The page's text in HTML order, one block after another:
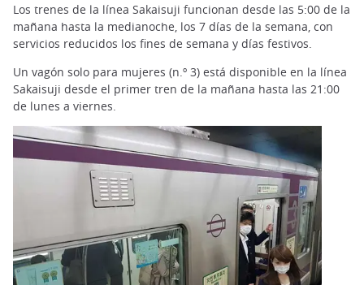
Los trenes de la línea Sakaisuji funcionan desde las 5:00 de la
mañana hasta la medianoche, los 7 días de la semana, con
servicios reducidos los fines de semana y días festivos.
Un vagón solo para mujeres (n.º 3) está disponible en la línea
Sakaisuji desde el primer tren de la mañana hasta las 21:00
de lunes a viernes.